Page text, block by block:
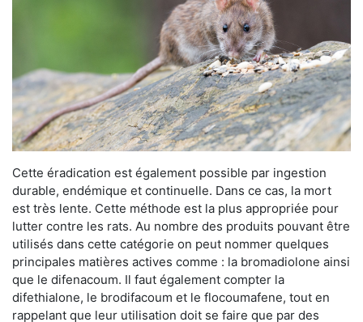
Cette éradication est également possible par ingestion
durable, endémique et continuelle. Dans ce cas, la mort
est très lente. Cette méthode est la plus appropriée pour
lutter contre les rats. Au nombre des produits pouvant être
utilisés dans cette catégorie on peut nommer quelques
principales matières actives comme : la bromadiolone ainsi
que le difenacoum. Il faut également compter la
difethialone, le brodifacoum et le flocoumafene, tout en
rappelant que leur utilisation doit se faire que par des